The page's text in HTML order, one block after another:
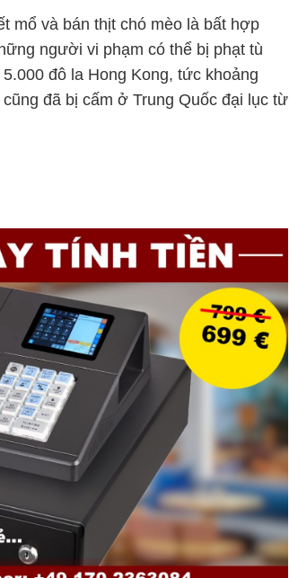
mổ và bán thịt chó mèo là bất hợp
người vi phạm có thể bị phạt tù
đô la Hong Kong, tức khoảng
đã bị cấm ở Trung Quốc đại lục từ